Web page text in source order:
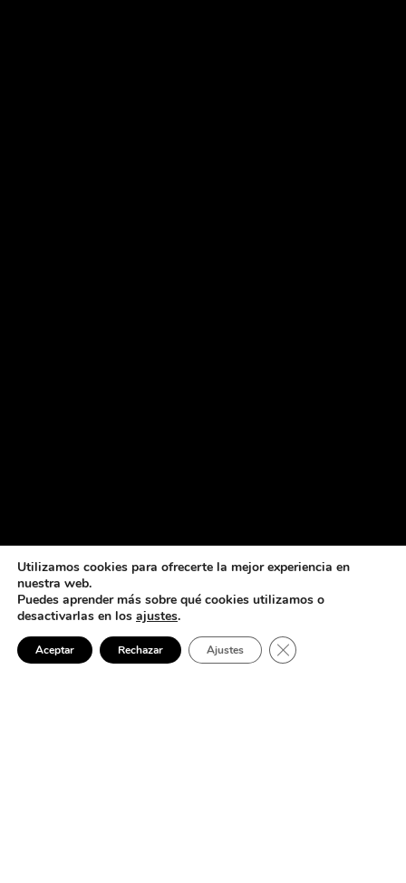
Utilizamos cookies para ofrecerte la mejor experiencia en
nuestra web.
Puedes aprender más sobre qué cookies utilizamos o
desactivarlas en los ajustes.
Aceptar Rechazar Ajustes Cerrar el banner de